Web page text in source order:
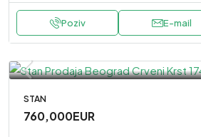
Poziv E-mail
STAN
760,000EUR